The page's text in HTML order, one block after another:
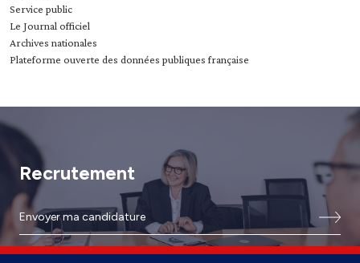
Service public
Le Journal officiel
Archives nationales
Plateforme ouverte des données publiques française
Recrutement
Envoyer ma candidature